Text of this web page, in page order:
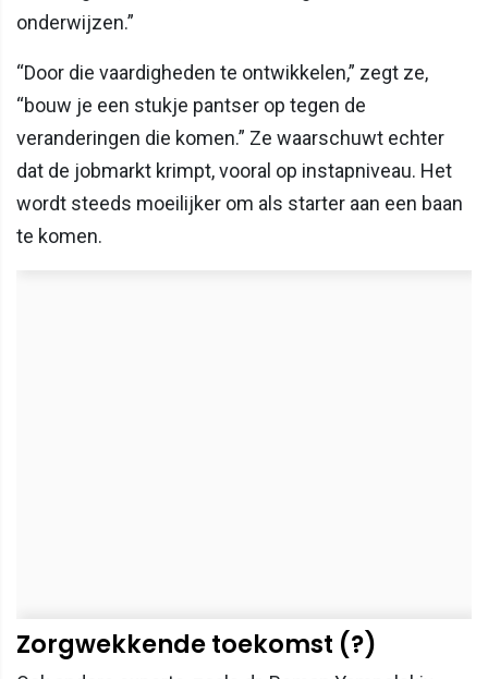
onderwijzen.”
“Door die vaardigheden te ontwikkelen,” zegt ze,
“bouw je een stukje pantser op tegen de
veranderingen die komen.” Ze waarschuwt echter
dat de jobmarkt krimpt, vooral op instapniveau. Het
wordt steeds moeilijker om als starter aan een baan
te komen.
Zorgwekkende toekomst (?)